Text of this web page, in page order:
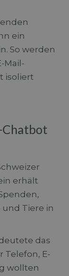
ein
So werden
Mail-
isoliert
Chatbot
erhält
Tiere in
das
Telefon, E-
wollten